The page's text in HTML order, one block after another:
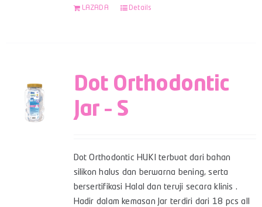
LAZADA Details
Dot Orthodontic
Jar – S
Dot Orthodontic HUKI terbuat dari bahan
silikon halus dan berwarna bening, serta
bersertifikasi Halal dan teruji secara klinis .
Hadir dalam kemasan Jar terdiri dari 18 pcs all